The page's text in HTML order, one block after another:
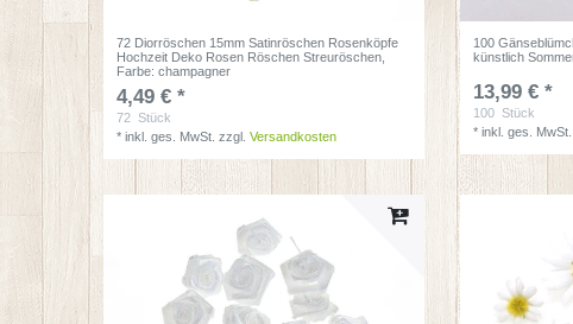
72 Diorröschen 15mm Satinröschen Rosenköpfe
Hochzeit Deko Rosen Röschen Streuröschen
Farbe: champagner
4,49 € *
72 Stück
*inkl. ges. MwSt. zzgl.Versandkosten
100
künstlich
13,99 € *
100 Stück
*inkl. ges. MwSt.